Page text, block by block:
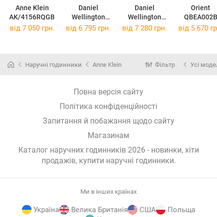
Anne Klein
AK/4156RQGB
Daniel
Wellington
DW00100671
Daniel
Wellington
DW00100579
Orient
QBEA002B
від 7 050 грн. від 6 795 грн. від 7 280 грн. від 5 670
Наручні годинники Anne Klein Фільтр Усі
Повна версія сайту
Політика конфіденційності
Запитання й побажання щодо сайту
Магазинам
Каталог наручних годинників 2026 - новинки, хіти
продажів, купити наручні годинники.
Ми в інших країнах
Україна Велика Британія США
Польща